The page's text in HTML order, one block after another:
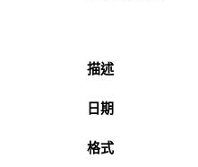
描述
日期
格式